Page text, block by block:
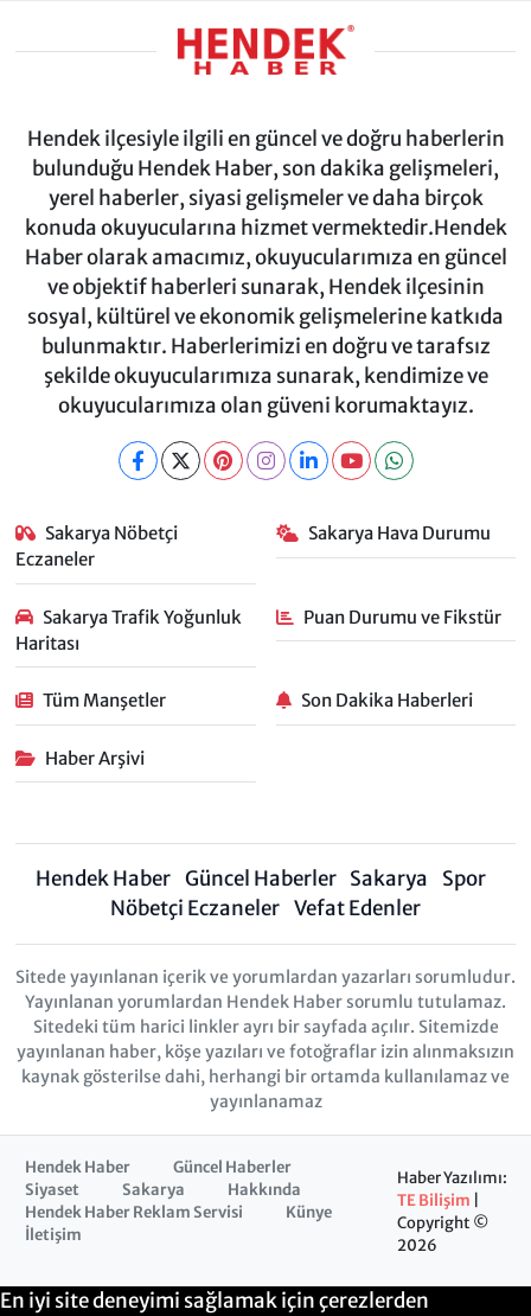
Hendek ilçesiyle ilgili en güncel ve doğru haberlerin
bulunduğu Hendek Haber, son dakika gelişmeleri,
yerel haberler, siyasi gelişmeler ve daha birçok
konuda okuyucularına hizmet vermektedir.Hendek
Haber olarak amacımız, okuyucularımıza en güncel
ve objektif haberleri sunarak, Hendek ilçesinin
sosyal, kültürel ve ekonomik gelişmelerine katkıda
bulunmaktır. Haberlerimizi en doğru ve tarafsız
şekilde okuyucularımıza sunarak, kendimize ve
okuyucularımıza olan güveni korumaktayız.
Sakarya Nöbetçi
Eczaneler
Sakarya Hava Durumu
Sakarya Trafik Yoğunluk
Haritası
Puan Durumu ve Fikstür
Tüm Manşetler Son Dakika Haberleri
Haber Arşivi
Hendek Haber Güncel Haberler Sakarya
Spor
Nöbetçi Eczaneler Vefat Edenler
Sitede yayınlanan içerik ve yorumlardan yazarları sorumludur.
Yayınlanan yorumlardan Hendek Haber sorumlu tutulamaz.
Sitedeki tüm harici linkler ayrı bir sayfada açılır. Sitemizde
yayınlanan haber, köşe yazıları ve fotoğraflar izin alınmaksızın
kaynak gösterilse dahi, herhangi bir ortamda kullanılamaz ve
yayınlanamaz
Hendek Haber
Güncel Haberler
Siyaset
Sakarya
Hakkında
Hendek Haber Reklam Servisi
Künye
İletişim
Haber Yazılımı:
TE Bilişim
Copyright ©
2026
En iyi site deneyimi sağlamak için çerezlerden